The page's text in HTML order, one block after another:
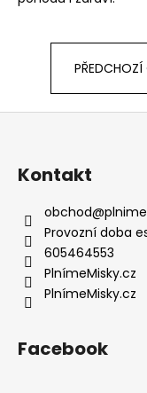
PŘEDCHOZÍ
e
Z
Kontakt
obchod@
Provozní doba
605464553
PlnímeMisky.cz
PlnímeMisky.cz
Facebook